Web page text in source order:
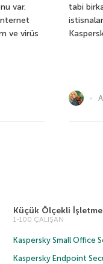
var.
ve virüs
tabi
Küçük Ölçekli
1-100 ÇALIŞAN
Kaspersky Small Office
Kaspersky Endpoint